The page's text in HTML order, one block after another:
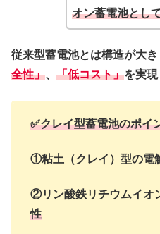
オン蓄電池とし
従来型蓄電池とは構造が大き
全性」、 「低コスト」を実現
✅クレイ型蓄電池のポイ
①粘土（クレイ）型の電
②リン酸鉄リチウムイオ
性